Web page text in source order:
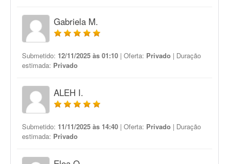
Gabriela M.
Submetido: 12/11/2025 às 01:10 | Oferta: Privado | Duração
estimada: Privado
ALEH I.
Submetido: 11/11/2025 às 14:40 | Oferta: Privado | Duração
estimada: Privado